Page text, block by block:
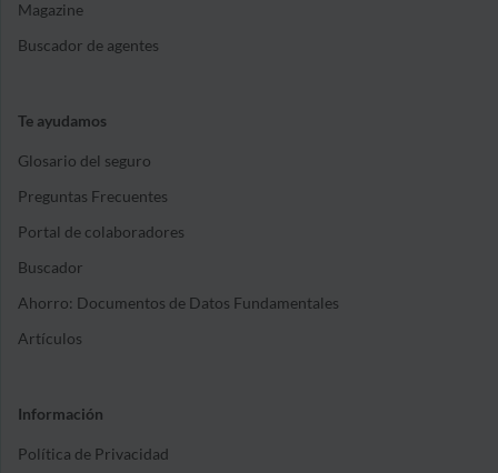
Magazine
Buscador de agentes
Te ayudamos
Glosario del seguro
Preguntas Frecuentes
Portal de colaboradores
Buscador
Ahorro: Documentos de Datos Fundamentales
Artículos
Información
Política de Privacidad